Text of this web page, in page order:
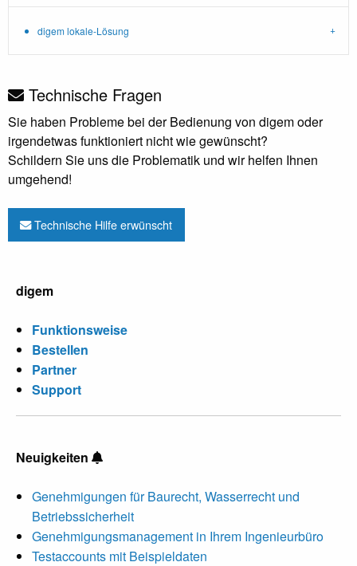
digem lokale-Lösung
Technische Fragen
Sie haben Probleme bei der Bedienung von digem oder
irgendetwas funktioniert nicht wie gewünscht?
Schildern Sie uns die Problematik und wir helfen Ihnen
umgehend!
Technische Hilfe erwünscht
digem
Funktionsweise
Bestellen
Partner
Support
Neuigkeiten
Genehmigungen für Baurecht, Wasserrecht und
Betriebssicherheit
Genehmigungsmanagement in Ihrem Ingenieurbüro
Testaccounts mit Beispieldaten